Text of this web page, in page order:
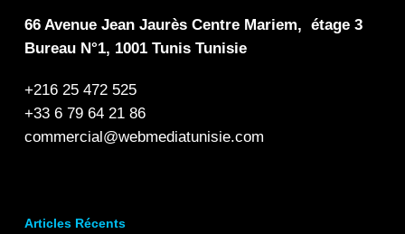
66 Avenue Jean Jaurès Centre Mariem, étage 3
Bureau N°1, 1001 Tunis Tunisie
+216 25 472 525
+33 6 79 64 21 86
commercial@webmediatunisie.com
Articles Récents